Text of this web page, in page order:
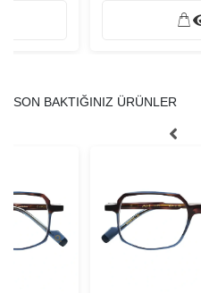
SON BAKTIĞINIZ ÜRÜNLER